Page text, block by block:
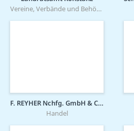
Vereine, Verbände und Behörden
F. REYHER Nchfg. GmbH & Co. KG
Handel